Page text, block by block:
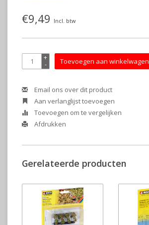
€9,49 Incl. btw
+
- Toevoegen aan winkelwagen
Email ons over dit product
Aan verlanglijst toevoegen
Toevoegen om te vergelijken
Afdrukken
Gerelateerde producten